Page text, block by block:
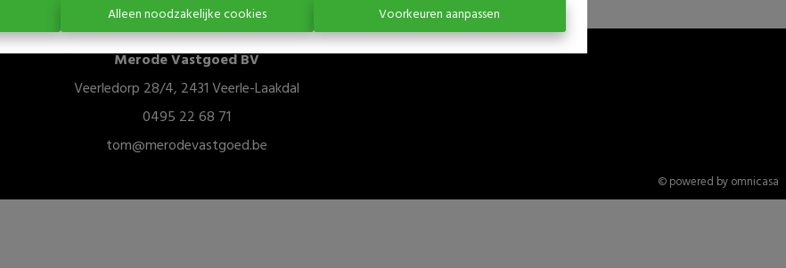
Alleen noodzakelijke cookies Voorkeuren aanpassen
Merode Vastgoed BV
Veerledorp 28/4, 2431 Veerle-Laakdal
0495 22 68 71
tom@merodevastgoed.be
© powered by omnicasa